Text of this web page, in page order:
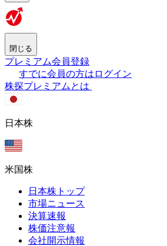
閉じる
プレミアム会員登録
すでに会員の方はログイン
株探プレミアムとは
日本株
米国株
日本株トップ
市場ニュース
決算速報
株価注意報
会社開示情報